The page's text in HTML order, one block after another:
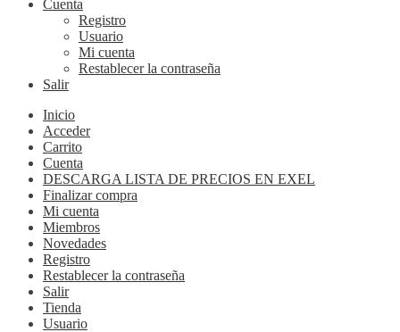
Cuenta
Registro
Usuario
Mi cuenta
Restablecer la contraseña
Salir
Inicio
Acceder
Carrito
Cuenta
DESCARGA LISTA DE PRECIOS EN EXEL
Finalizar compra
Mi cuenta
Miembros
Novedades
Registro
Restablecer la contraseña
Salir
Tienda
Usuario